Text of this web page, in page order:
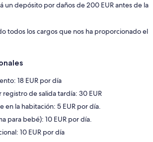
un depósito por daños de 200 EUR antes de la
todos los cargos que nos ha proporcionado el
18 EUR por día
registro de salida tardía: 30 EUR
en la habitación: 5 EUR por día.
para bebé): 10 EUR por día.
10 EUR por día